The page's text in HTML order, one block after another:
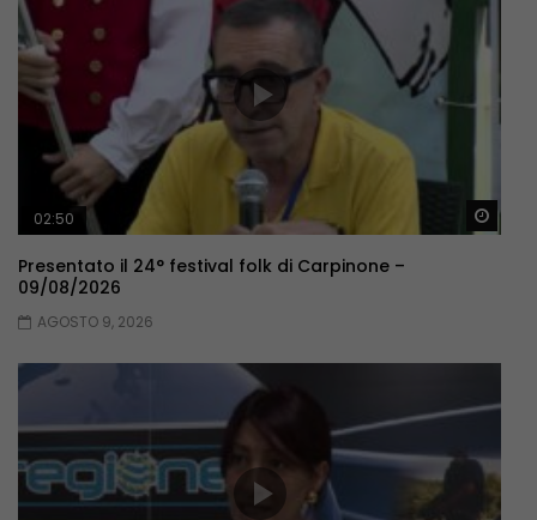
02:50
Presentato il 24° festival folk di Carpinone –
09/08/2026
AGOSTO 9, 2026